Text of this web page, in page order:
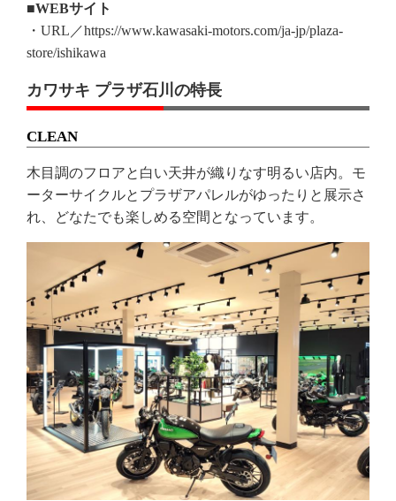
■WEBサイト
・URL／https://www.kawasaki-motors.com/ja-jp/plaza-
store/ishikawa
カワサキ プラザ石川の特長
CLEAN
木目調のフロアと白い天井が織りなす明るい店内。モ
ーターサイクルとプラザアパレルがゆったりと展示さ
れ、どなたでも楽しめる空間となっています。